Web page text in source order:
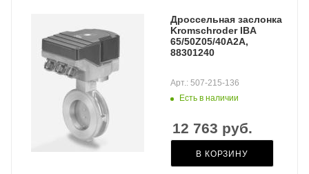
Дроссельная заслонка
Kromschroder IBA
65/50Z05/40A2A,
88301240
Есть в наличии
Арт.: 507-215-136
12 763 руб.
В КОРЗИНУ